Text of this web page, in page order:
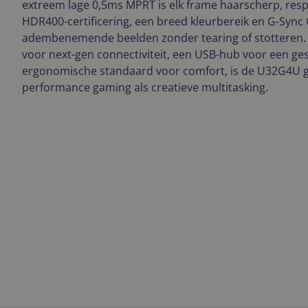
extreem lage 0,5ms MPRT is elk frame haarscherp,
HDR400-certificering, een breed kleurbereik en G-
adembenemende beelden zonder tearing of stotteren.
voor next-gen connectiviteit, een USB-hub voor een
ergonomische standaard voor comfort, is de U32G4U
performance gaming als creatieve multitasking.